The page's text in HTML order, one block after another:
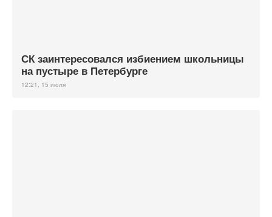
СК заинтересовался избиением школьницы
на пустыре в Петербурге
12:21, 15 июля